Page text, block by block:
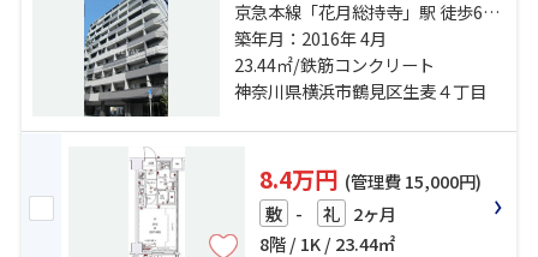
京急本線「花月総持寺」駅 徒歩6分
京急本線「生麦」駅 徒歩6分 鶴見線
「国道」駅 徒歩8分
築年月：2016年 4月
23.44㎡/鉄筋コンクリート
神奈川県横浜市鶴見区生麦４丁目
8.4万円 (管理費 15,000円)
敷 - 礼 2ヶ月
8階 / 1K / 23.44㎡